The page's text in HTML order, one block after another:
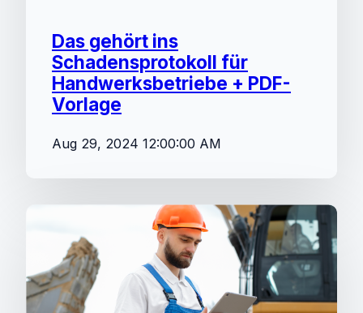
Das gehört ins
Schadensprotokoll für
Handwerksbetriebe + PDF-
Vorlage
Aug 29, 2024 12:00:00 AM